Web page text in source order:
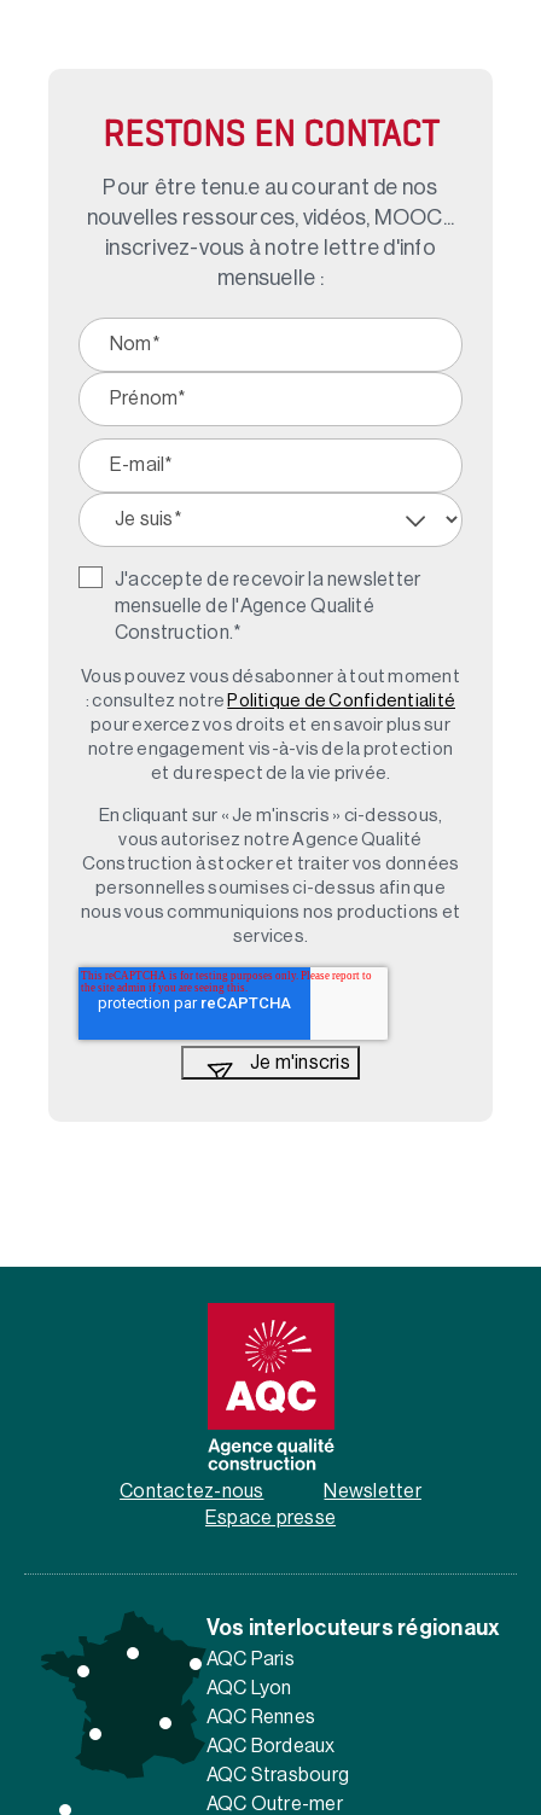
RESTONS EN CONTACT
Pour être tenu.e au courant de nos
nouvelles ressources, vidéos, MOOC...
inscrivez-vous à notre lettre d'info
mensuelle :
J'accepte de recevoir la newsletter
mensuelle de l'Agence Qualité
Construction. *
Vous pouvez vous désabonner à tout moment
: consultez notre Politique de Confidentialité
pour exercez vos droits et en savoir plus sur
notre engagement vis-à-vis de la protection
et du respect de la vie privée.
En cliquant sur « Je m'inscris » ci-dessous,
vous autorisez notre Agence Qualité
Construction à stocker et traiter vos données
personnelles soumises ci-dessus afin que
nous vous communiquions nos productions et
services.
Contactez-nous
Newsletter
Espace presse
Vos interlocuteurs régionaux
AQC Paris
AQC Lyon
AQC Rennes
AQC Bordeaux
AQC Strasbourg
AQC Outre-mer